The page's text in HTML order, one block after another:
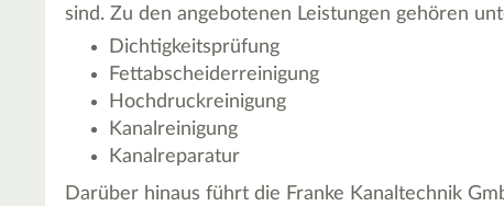
sind. Zu den angebotenen Leistungen gehören
Dichtigkeitsprüfung
Fettabscheiderreinigung
Hochdruckreinigung
Kanalreinigung
Kanalreparatur
Darüber hinaus führt die Franke Kanaltechnik